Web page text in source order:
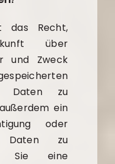
das Recht,
über
und Zweck
Daten zu
ein
oder
Daten zu
Sie eine